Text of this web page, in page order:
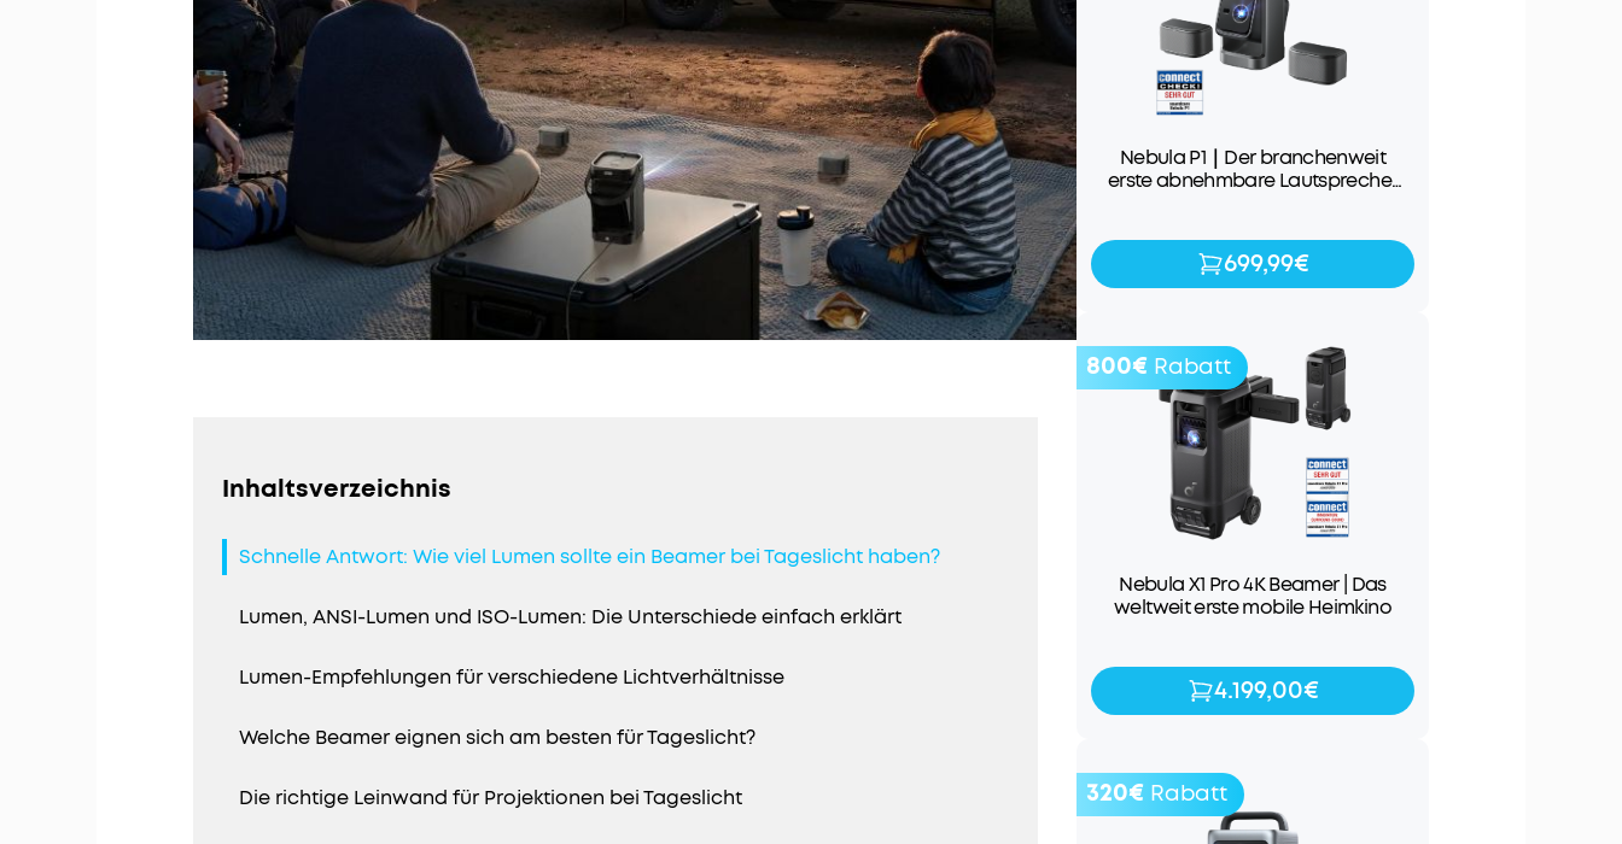
Inhaltsverzeichnis
Schnelle Antwort: Wie viel Lumen sollte ein Beamer bei Tageslicht haben?
Lumen, ANSI-Lumen und ISO-Lumen: Die Unterschiede einfach erklärt
Lumen-Empfehlungen für verschiedene Lichtverhältnisse
Welche Beamer eignen sich am besten für Tageslicht?
Die richtige Leinwand für Projektionen bei Tageslicht
Nebula P1｜Der branchenweit
erste abnehmbare Lautsprecher
699,99€799,99€
699,99€
800€ Rabatt
Nebula X1 Pro 4K Beamer | Das
weltweit erste mobile Heimkino
4.199,00€4.999,00€
4.199,00€
320€ Rabatt